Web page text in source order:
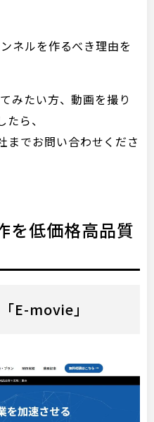
ネルを作るべき理由を
みたい方、動画を撮り
ら、
までお問い合わせくださ
を低価格高品質
E-movie」